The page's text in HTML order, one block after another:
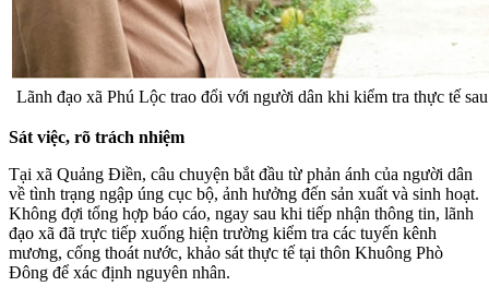
Lãnh đạo xã Phú Lộc trao đổi với người dân khi kiểm tra thực tế
Sát việc, rõ trách nhiệm
Tại xã Quảng Điền, câu chuyện bắt đầu từ phản ánh của người dân
về tình trạng ngập úng cục bộ, ảnh hưởng đến sản xuất và sinh hoạt.
Không đợi tổng hợp báo cáo, ngay sau khi tiếp nhận thông tin, lãnh
đạo xã đã trực tiếp xuống hiện trường kiểm tra các tuyến kênh
mương, cống thoát nước, khảo sát thực tế tại thôn Khuông Phò
Đông để xác định nguyên nhân.